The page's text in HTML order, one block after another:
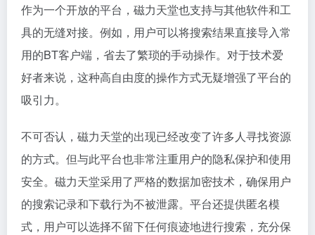
作为一个开放的平台，磁力天堂也支持与其他软件和工
具的无缝对接。例如，用户可以将搜索结果直接导入常
用的BT客户端，省去了繁琐的手动操作。对于技术爱
好者来说，这种高自由度的操作方式无疑增强了平台的
吸引力。
不可否认，磁力天堂的出现已经改变了许多人寻找资源
的方式。但与此平台也非常注重用户的隐私保护和使用
安全。磁力天堂采用了严格的数据加密技术，确保用户
的搜索记录和下载行为不被泄露。平台还提供匿名模
式，用户可以选择不留下任何痕迹地进行搜索，充分保